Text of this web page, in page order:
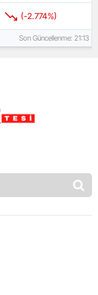
(-2.774%)
Son Güncellenme: 21:13